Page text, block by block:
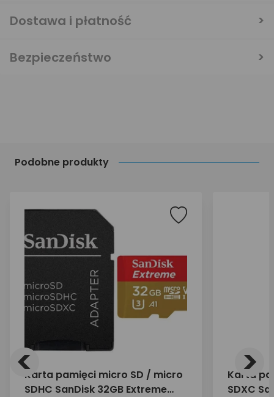
Podobne produkty
Karta pamięci micro SD / micro
SDHC SanDisk 32GB Extreme
Karta
SDXC
< >
Dostawa i płatność
Bezpieczeństwo